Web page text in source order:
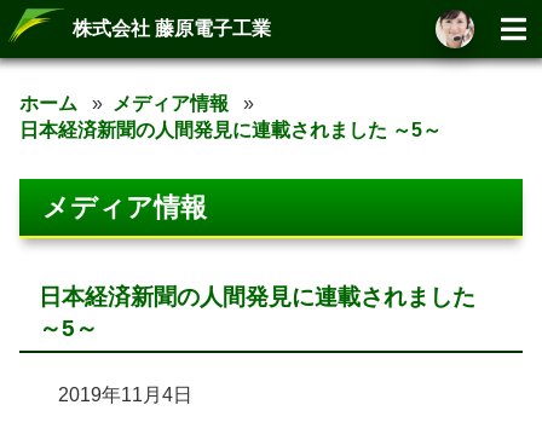
株式会社 藤原電子工業
ホーム
メディア情報
日本経済新聞の人間発見に連載されました ～5～
メディア情報
日本経済新聞の人間発見に連載されました
～5～
2019年11月4日